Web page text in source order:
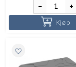
Kjøp